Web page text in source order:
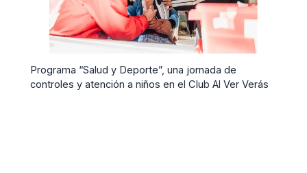
Programa “Salud y Deporte”, una jornada de
controles y atención a niños en el Club Al Ver Verás